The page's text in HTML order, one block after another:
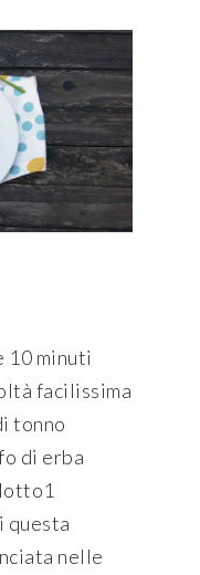
10 minuti
facilissima
tonno
di erba
questa
nelle